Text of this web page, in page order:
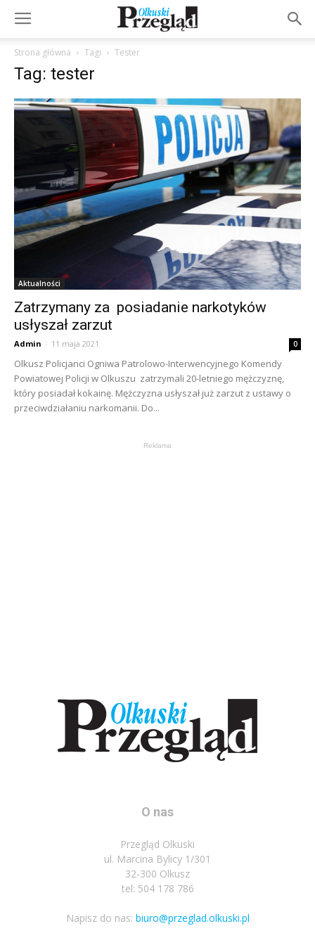
Strona główna Tagi Tester
Tag: tester
Aktualności
Zatrzymany za posiadanie narkotyków
usłyszał zarzut
Admin - 11 maja 2021 0
Olkusz Policjanci Ogniwa Patrolowo-Interwencyjnego Komendy
Powiatowej Policji w Olkuszu zatrzymali 20-letniego mężczyznę,
który posiadał kokainę. Mężczyzna usłyszał już zarzut z ustawy o
przeciwdziałaniu narkomanii. Do...
Reklama
O nas
Przegląd Olkuski
ul. Marcina Bylicy 1/301
32-300 Olkusz
tel: 504 178 786
Napisz do nas: biuro@przeglad.olkuski.pl